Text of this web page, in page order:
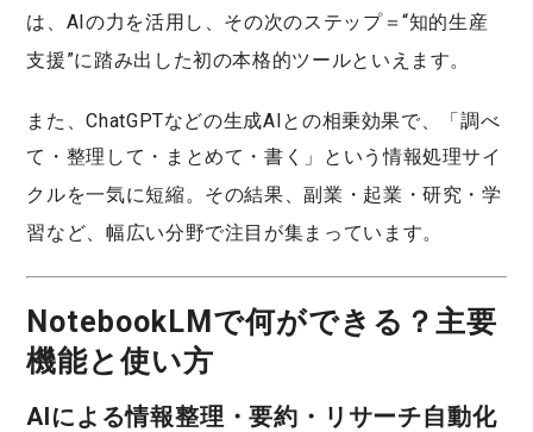
は、AIの力を活用し、その次のステップ＝“知的生産
支援”に踏み出した初の本格的ツールといえます。
また、ChatGPTなどの生成AIとの相乗効果で、「調べ
て・整理して・まとめて・書く」という情報処理サイ
クルを一気に短縮。その結果、副業・起業・研究・学
習など、幅広い分野で注目が集まっています。
NotebookLMで何ができる？主要
機能と使い方
AIによる情報整理・要約・リサーチ自動化